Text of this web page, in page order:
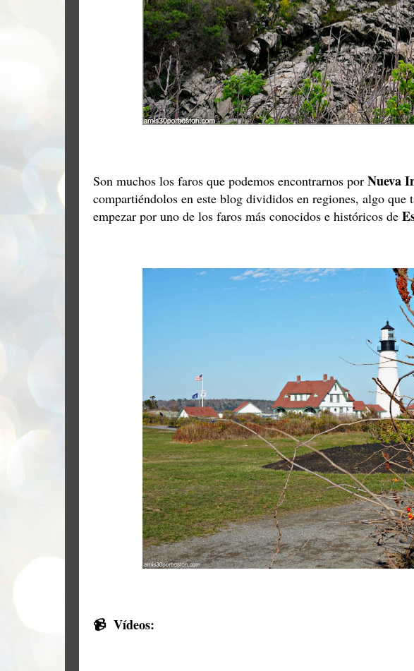
Son muchos los faros que podemos encontrarnos por Nueva
compartiéndolos en este blog divididos en regiones, algo que
empezar por uno de los faros más conocidos e históricos de
📹Vídeos: